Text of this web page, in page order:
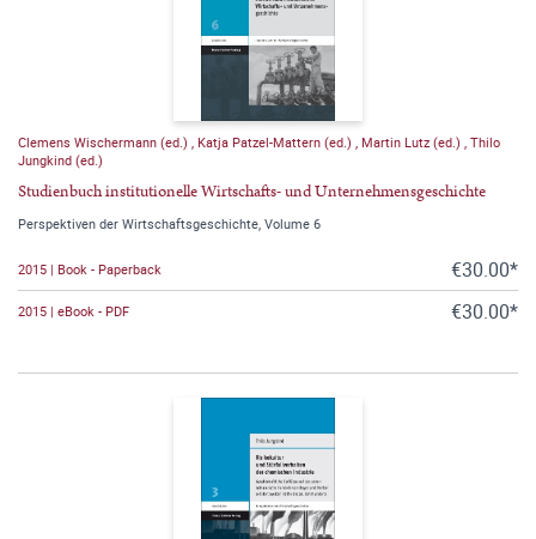
Clemens Wischermann (ed.) Katja Patzel-Mattern (ed.) Martin Lutz (ed.) Thilo
Jungkind (ed.)
Studienbuch institutionelle Wirtschafts- und Unternehmensgeschichte
Perspektiven der Wirtschaftsgeschichte, Volume 6
2015 | Book - Paperback €30.00*
2015 | eBook - PDF €30.00*